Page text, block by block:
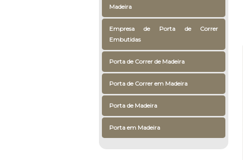
Madeira
Empresa de Porta de Correr
Embutidas
Porta de Correr de Madeira
Porta de Correr em Madeira
Porta de Madeira
Porta em Madeira